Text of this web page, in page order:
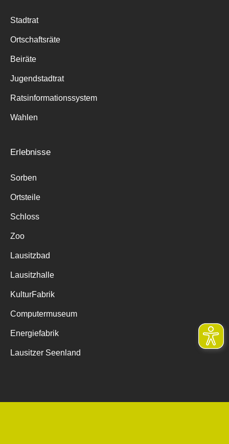
Stadtrat
Ortschaftsräte
Beiräte
Jugendstadtrat
Ratsinformationssystem
Wahlen
Erlebnisse
Sorben
Ortsteile
Schloss
Zoo
Lausitzbad
Lausitzhalle
KulturFabrik
Computermuseum
Energiefabrik
Lausitzer Seenland